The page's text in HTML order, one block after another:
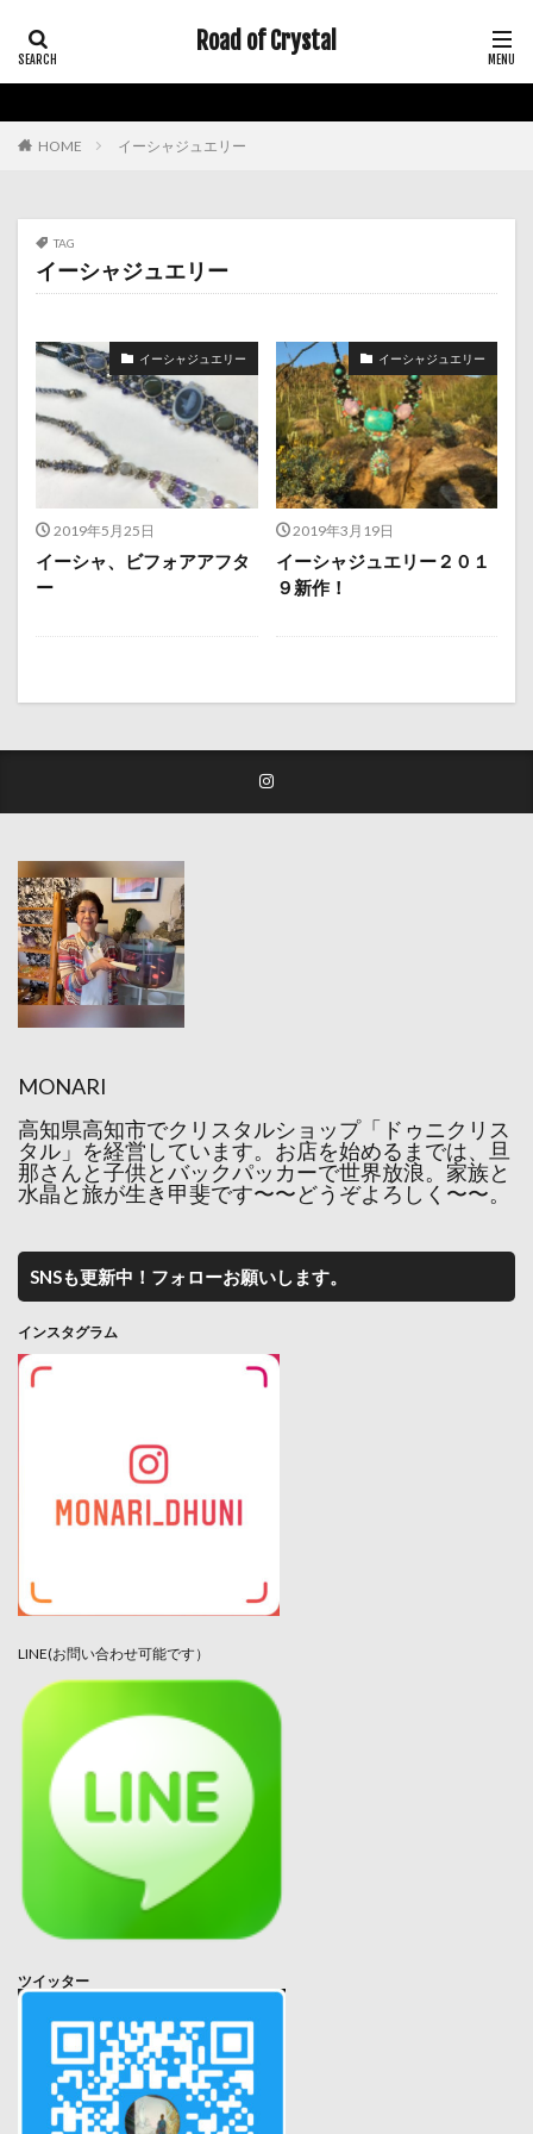
Road of Crystal
HOME イーシャジュエリー
TAG
イーシャジュエリー
イーシャジュエリー
2019年5月25日
イーシャ、ビフォアアフタ
ー
イーシャジュエリー
2019年3月19日
イーシャジュエリー２０１
９新作！
MONARI
高知県高知市でクリスタルショップ「ドゥニクリス
タル」を経営しています。お店を始めるまでは、旦
那さんと子供とバックパッカーで世界放浪。家族と
水晶と旅が生き甲斐です〜〜どうぞよろしく〜〜。
SNSも更新中！フォローお願いします。
インスタグラム
LINE(お問い合わせ可能です）
ツイッター